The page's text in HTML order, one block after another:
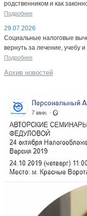
родственником и как
Подробнее
29.07.2026
Социальные налоговые
вернуть за лечение, учебу и
Подробнее
Архив новостей